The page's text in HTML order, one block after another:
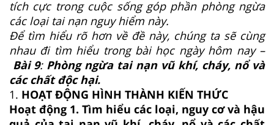
tích cực trong cuộc sống góp phần phòng ngừa
các loại tai nạn nguy hiểm này.
Để tìm hiểu rõ hơn về đề này, chúng ta sẽ cùng
nhau đi tìm hiểu trong bài học ngày hôm nay –
Bài 9:Phòng ngừa tai nạn vũ khí, cháy, nổ và
các chất độc hại.
1. HOẠT ĐỘNG HÌNH THÀNH KIẾN THỨC
Hoạt động 1. Tìm hiểu các loại, nguy cơ và hậu